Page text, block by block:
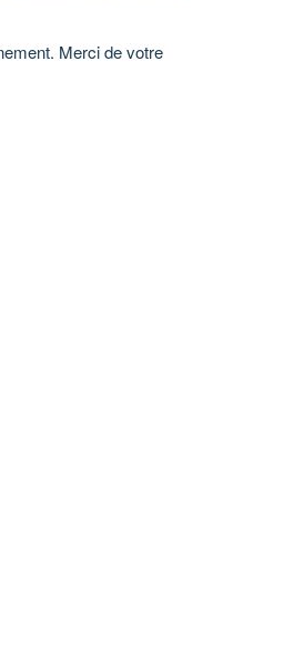
Merci de votre